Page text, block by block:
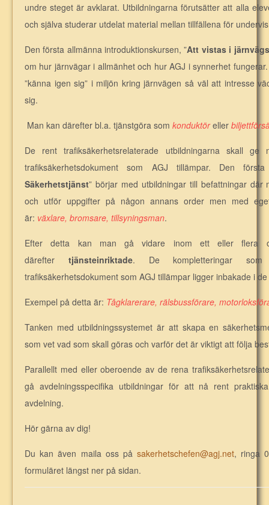
undre steget är avklarat. Utbildningarna förutsätter att alla
och själva studerar utdelat material mellan tillfällena för
Den första allmänna introduktionskursen, ”Att vistas i
om hur järnvägar i allmänhet och hur AGJ i synnerhet
”känna igen sig” i miljön kring järnvägen så väl att intresse
sig.
Man kan därefter bl.a. tjänstgöra som konduktöreller
De rent trafiksäkerhetsrelaterade utbildningarna skall ge
trafiksäkerhetsdokument som AGJ tillämpar. Den
Säkerhetstjänst” börjar med utbildningar till befattningar
och utför uppgifter på någon annans order men med
är: växlare, bromsare, tillsyningsman.
Efter detta kan man gå vidare inom ett eller flera
därefter tjänsteinriktade. De kompletteringar
trafiksäkerhetsdokument som AGJ tillämpar ligger inbakade i
Exempel på detta är: Tågklarerare, rälsbussförare,
Tanken med utbildningssystemet är att skapa en
som vet vad som skall göras och varför det är viktigt att följa
Parallellt med eller oberoende av de rena
gå avdelningsspecifika utbildningar för att nå rent
avdelning.
Hör gärna av dig!
Du kan även maila oss på sakerhetschefen@agj.net, ringa
formuläret längst ner på sidan.